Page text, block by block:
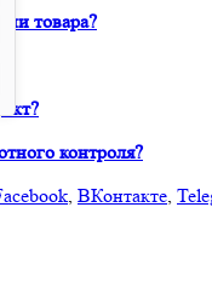
товара?
контроля?
, ВКонтакте,